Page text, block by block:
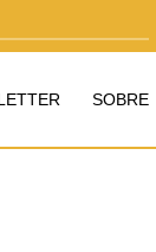
SOBRE